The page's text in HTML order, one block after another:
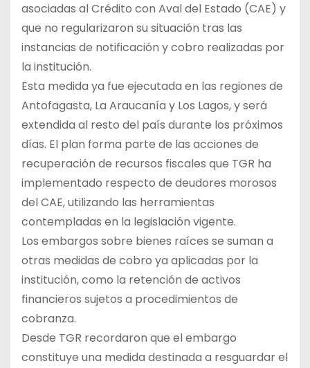
asociadas al Crédito con Aval del Estado (CAE) y
que no regularizaron su situación tras las
instancias de notificación y cobro realizadas por
la institución.
Esta medida ya fue ejecutada en las regiones de
Antofagasta, La Araucanía y Los Lagos, y será
extendida al resto del país durante los próximos
días. El plan forma parte de las acciones de
recuperación de recursos fiscales que TGR ha
implementado respecto de deudores morosos
del CAE, utilizando las herramientas
contempladas en la legislación vigente.
Los embargos sobre bienes raíces se suman a
otras medidas de cobro ya aplicadas por la
institución, como la retención de activos
financieros sujetos a procedimientos de
cobranza.
Desde TGR recordaron que el embargo
constituye una medida destinada a resguardar el